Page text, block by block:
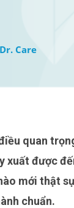
Care
xuất được
mới thật
chuẩn.